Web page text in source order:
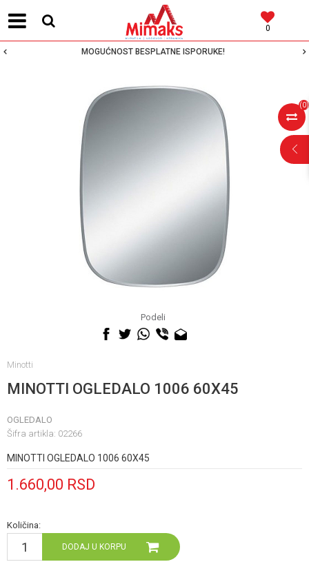
0
MOGUĆNOST BESPLATNE ISPORUKE!
(0)
Podeli
Minotti
MINOTTI OGLEDALO 1006 60X45
OGLEDALO
Šifra artikla: 02266
MINOTTI OGLEDALO 1006 60X45
1.660,00 RSD
Količina:
DODAJ U KORPU
POMOĆ PRI
KUPOVINI
Za više informacija,
pomoć i porudžbine